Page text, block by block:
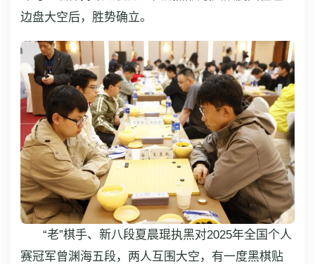
边盘大空后，胜势确立。
“老”棋手、新八段夏晨琨执黑对2025年全国个人
赛冠军曾渊海五段，两人互围大空，有一度黑棋贴